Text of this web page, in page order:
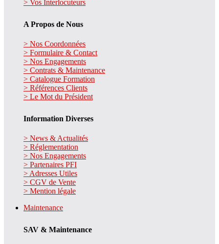
> Vos Interlocuteurs
A Propos de Nous
> Nos Coordonnées
> Formulaire & Contact
> Nos Engagements
> Contrats & Maintenance
> Catalogue Formation
> Références Clients
> Le Mot du Président
Information Diverses
> News & Actualités
> Réglementation
> Nos Engagements
> Partenaires PFI
> Adresses Utiles
> CGV de Vente
> Mention légale
Maintenance
SAV & Maintenance